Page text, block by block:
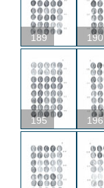
189 190
195 196